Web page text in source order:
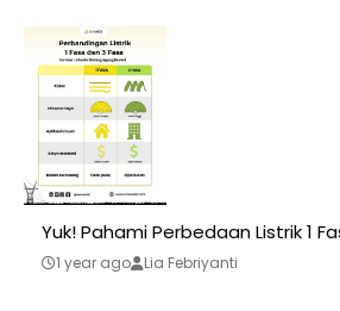
Yuk! Pahami Perbedaan Listrik 1
1 year ago Lia Febriyanti